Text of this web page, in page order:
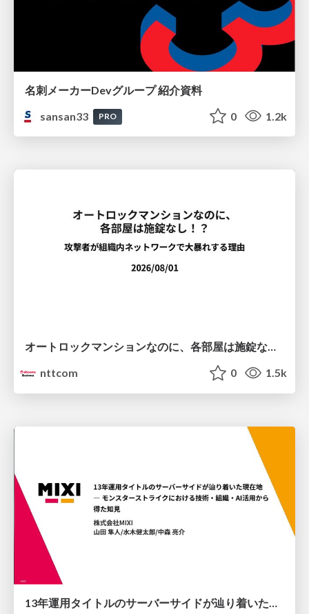
名刺メーカーDevグループ 紹介資料
sansan33
PRO 0 1.2k
オートロックマンションなのに、各部屋は施錠なし！？ 攻撃者が組織内ネットワークで大暴れする理由 / The Front Door Is Locked, but the Rooms Are Wide Open: Why Attackers Move Freely Inside Enterprise Networks
nttcom
0 1.5k
13年運用タイトルのサーバーサイドが辿り着いた現在地 ― モンスターストライクにおける技術・組織・AI活用から得た知見